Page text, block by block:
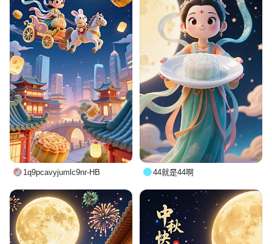
1q9pcavyjumlc9nr-HB 44就是44啊